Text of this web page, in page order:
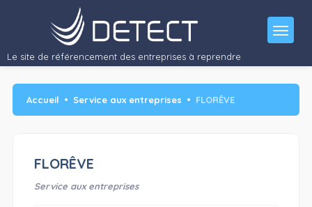
Activité : Conception et vente de produits cosmétiques, alimentaires
Le site de référencement des entreprises à reprendre
Accueil Service aux entreprises FLORÊVE
FLORÊVE
Service aux entreprises